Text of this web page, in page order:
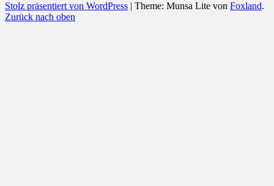
Stolz präsentiert von WordPress | Theme: Munsa Lite von Foxland.
Zurück nach oben